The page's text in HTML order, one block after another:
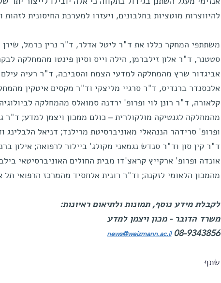
להיווצרות מוטציות בחלבונים, ויעזרו למערכת החיסונית לזהות
משתתפי המחקר כללו את ד"ר ליטל אדלר, ד"ר נרין כרמל,
סטטנר, ד"ר אלון זילברמן, הילה וייס וסיון פינטו מהמחלקה
אביגדור שרץ מהמחלקה למדעי הצמח והסביבה, ד"ר רעיה
אלכסנדר ברנדיס, ד"ר סרגיי מליצקי וד"ר מקסים איטקין
קלאורה, ד"ר רונן לוי ופרופ' ירדנה סמואלס מהמחלקה
מהמחלקה לגנטיקה מולקולרית – כולם ממכון ויצמן למדע; ד"ר
ופרופ' סרידהר הננהאלי מאוניברסיטת מרילנד; דניאל הלבלינג
ד"ר קין סון וד"ר סנדש נגמאני מקולג' ביילור לרפואה; אילון
אונדה ופרופ' ארקייץ קראצ'דו מבית החולים האוניברסיטאי
מהמכון הלאומי לזקנה; וד"ר רונית אלחסיד מהמרכז הרפואי
לקבלת מידע נוסף, תמונות ולתיאום ראיונות:
משרד הדובר - מכון ויצמן למדע
08-9343856
news@weizmann.ac.il
שתף